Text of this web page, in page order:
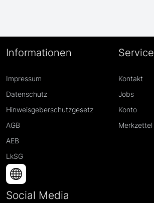
Informationen
Impressum
Datenschutz
Hinweisgeberschutzgesetz
AGB
AEB
LkSG
Service
Kontakt
Jobs
Konto
Merkzettel
Social Media